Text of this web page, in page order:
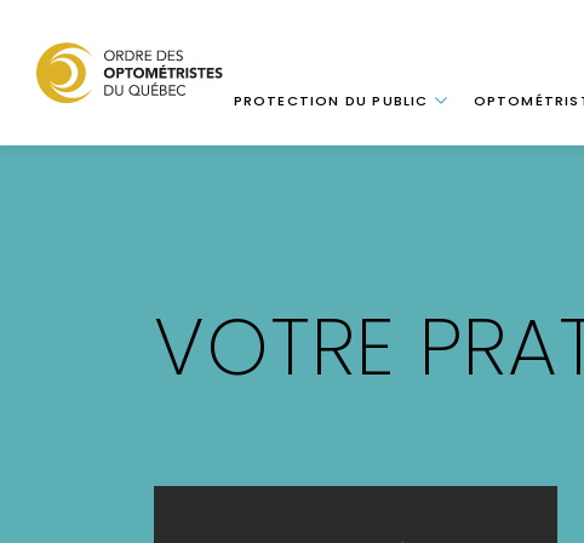
au
Navigation
PROTECTION DU PUBLIC
VOTRE